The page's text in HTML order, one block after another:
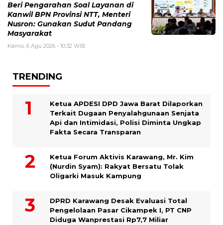
Beri Pengarahan Soal Layanan di
Kanwil BPN Provinsi NTT, Menteri
Nusron: Gunakan Sudut Pandang
Masyarakat
Kamis, 6 Agu 2026 - 10:32 WIB
TRENDING
Ketua APDESI DPD Jawa Barat Dilaporkan
Terkait Dugaan Penyalahgunaan Senjata
Api dan Intimidasi, Polisi Diminta Ungkap
Fakta Secara Transparan
Ketua Forum Aktivis Karawang, Mr. Kim
(Nurdin Syam): Rakyat Bersatu Tolak
Oligarki Masuk Kampung
DPRD Karawang Desak Evaluasi Total
Pengelolaan Pasar Cikampek I, PT CNP
Diduga Wanprestasi Rp7,7 Miliar